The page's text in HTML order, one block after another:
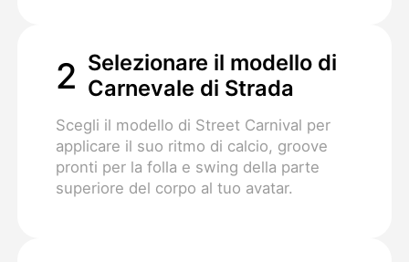
2 Selezionare il modello di
Carnevale di Strada
Scegli il modello di Street Carnival per
applicare il suo ritmo di calcio, groove
pronti per la folla e swing della parte
superiore del corpo al tuo avatar.